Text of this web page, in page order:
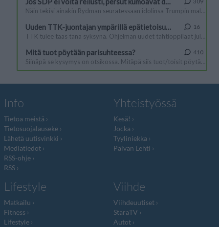
Info
Tietoa meistä
Tietosuojalauseke
Lähetä uutisvinkki
Mediatiedot
RSS-ohje
RSS
Yhteistyössä
Kesä!
Jocka
Tyyliniekka
Päivän Lehti
Lifestyle
Matkailu
Fitness
Lifestyle
Viihde
Viihdeuutiset
StaraTV
Autot